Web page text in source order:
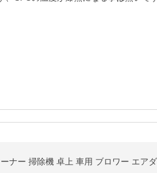
ナー 掃除機 卓上 車用 ブロワー エア